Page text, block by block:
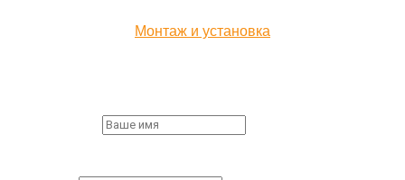
Монтаж и установка